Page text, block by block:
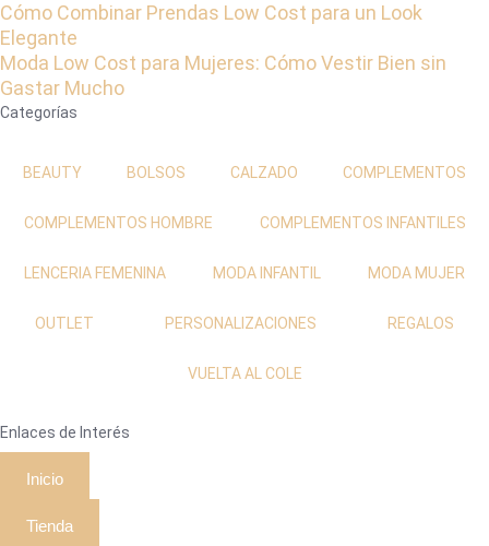
Cómo Combinar Prendas Low Cost para un Look
Elegante
Moda Low Cost para Mujeres: Cómo Vestir Bien sin
Gastar Mucho
Categorías
BEAUTY BOLSOS CALZADO COMPLEMENTOS
COMPLEMENTOS HOMBRE COMPLEMENTOS INFANTILES
LENCERIA FEMENINA MODA INFANTIL MODA MUJER
OUTLET PERSONALIZACIONES REGALOS
VUELTA AL COLE
Enlaces de Interés
Inicio
Tienda